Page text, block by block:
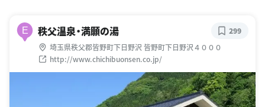
E 秩父温泉・満願の湯
埼玉県秩父郡皆野町下日野沢 皆野町下日野沢４０００
http://www.chichibuonsen.co.jp/
299